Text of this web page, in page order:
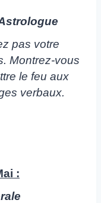
pas votre
Montrez-vous
le feu aux
verbaux.
: